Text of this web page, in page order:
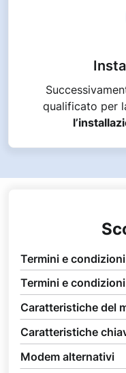
qualificato per
Termini e
Termini e
Caratteristiche del
Caratteristiche
Modem alternativi